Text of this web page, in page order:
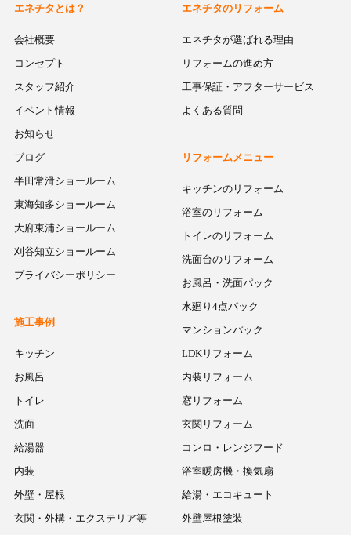
エネチタとは？
会社概要
コンセプト
スタッフ紹介
イベント情報
お知らせ
ブログ
半田常滑ショールーム
東海知多ショールーム
大府東浦ショールーム
刈谷知立ショールーム
プライバシーポリシー
エネチタのリフォーム
エネチタが選ばれる理由
リフォームの進め方
工事保証・アフターサービス
よくある質問
リフォームメニュー
キッチンのリフォーム
浴室のリフォーム
トイレのリフォーム
洗面台のリフォーム
お風呂・洗面パック
水廻り4点パック
マンションパック
LDKリフォーム
内装リフォーム
窓リフォーム
玄関リフォーム
コンロ・レンジフード
浴室暖房機・換気扇
給湯・エコキュート
外壁屋根塗装
施工事例
キッチン
お風呂
トイレ
洗面
給湯器
内装
外壁・屋根
玄関・外構・エクステリア等